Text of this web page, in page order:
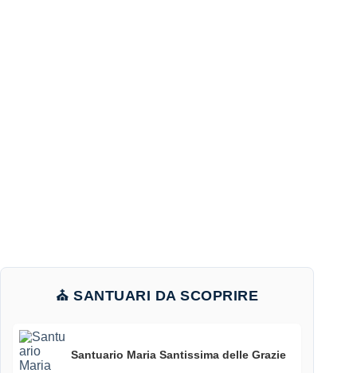
⛪ SANTUARI DA SCOPRIRE
Santuario Maria Santissima delle Grazie